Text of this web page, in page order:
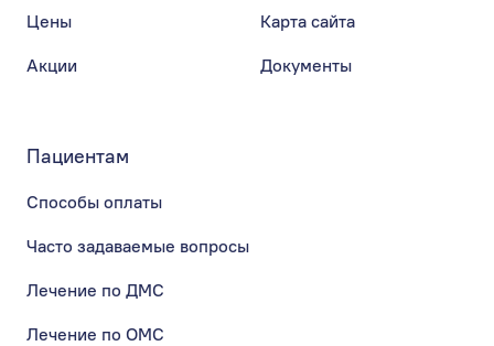
Цены
Акции
Карта сайта
Документы
Пациентам
Способы оплаты
Часто задаваемые вопросы
Лечение по ДМС
Лечение по ОМС